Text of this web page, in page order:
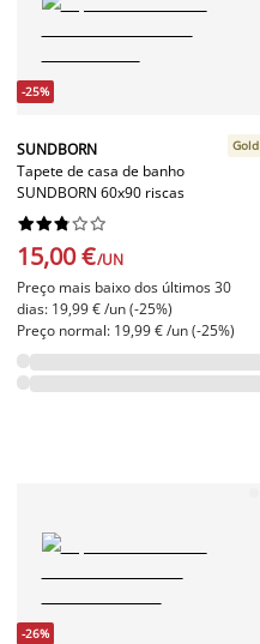
-25%
SUNDBORN
Tapete de casa de banho
SUNDBORN 60x90 riscas
Gold






15,00 €/UN
Preço mais baixo dos últimos 30
dias: 19,99 € /un (-25%)
Preço normal: 19,99 € /un (-25%)
-26%